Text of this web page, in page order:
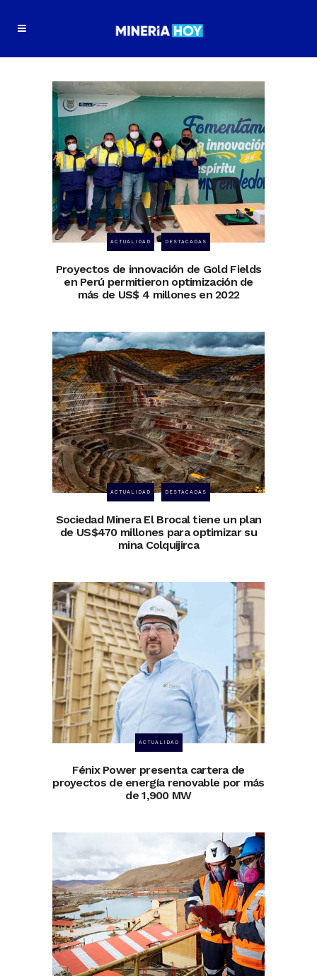
ACTUALIDAD DESTACADAS
Proyectos de innovación de Gold Fields
en Perú permitieron optimización de
más de US$ 4 millones en 2022
ACTUALIDAD DESTACADAS
Sociedad Minera El Brocal tiene un plan
de US$470 millones para optimizar su
mina Colquijirca
ACTUALIDAD
Fénix Power presenta cartera de
proyectos de energía renovable por más
de 1,900 MW